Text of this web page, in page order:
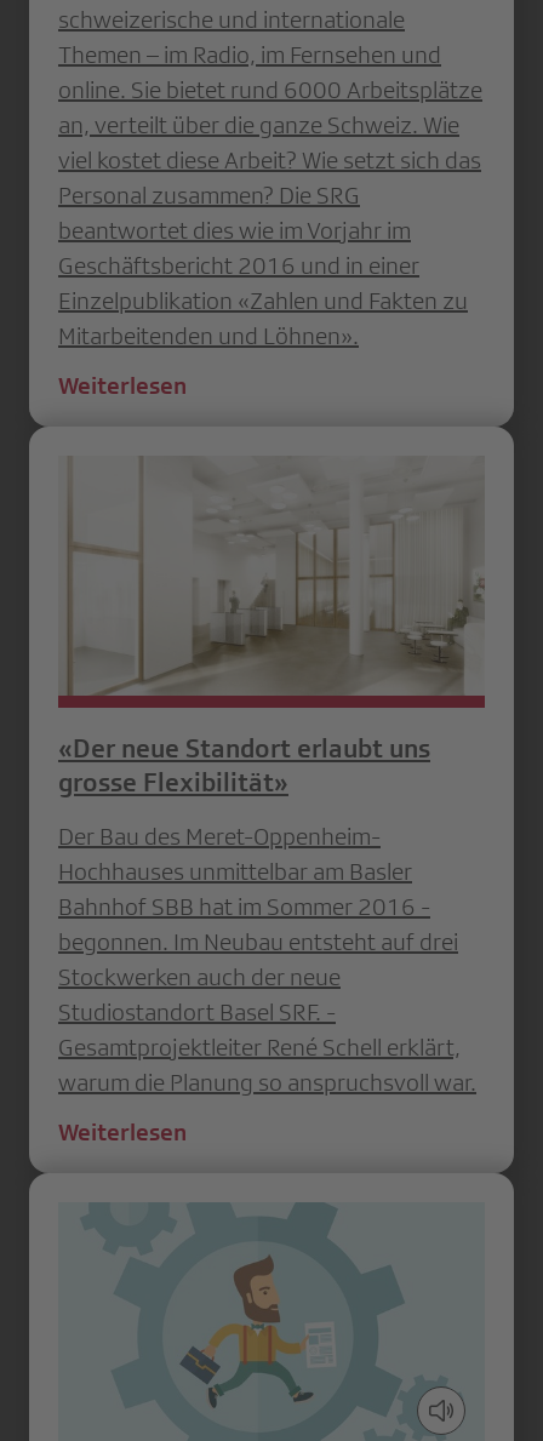
schweizerische und internationale
Themen – im Radio, im Fernsehen und
online. Sie bietet rund 6000 Arbeitsplätze
an, verteilt über die ganze Schweiz. Wie
viel kostet diese Arbeit? Wie setzt sich das
Personal zusammen? Die SRG
beantwortet dies wie im Vorjahr im
Geschäftsbericht 2016 und in einer
Einzelpublikation «Zahlen und Fakten zu
Mitarbeitenden und Löhnen».
Weiterlesen
«Der neue Standort erlaubt uns
grosse Flexibilität»
Der Bau des Meret-Oppenheim-
Hochhauses unmittelbar am Basler
Bahnhof SBB hat im Sommer 2016 ­
begonnen. Im Neubau entsteht auf drei
Stockwerken auch der neue
Studiostandort Basel SRF. ­
Gesamtprojektleiter René Schell erklärt,
warum die Planung so anspruchsvoll war.
Weiterlesen